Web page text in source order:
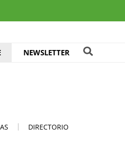
NEWSLETTER
DIRECTORIO